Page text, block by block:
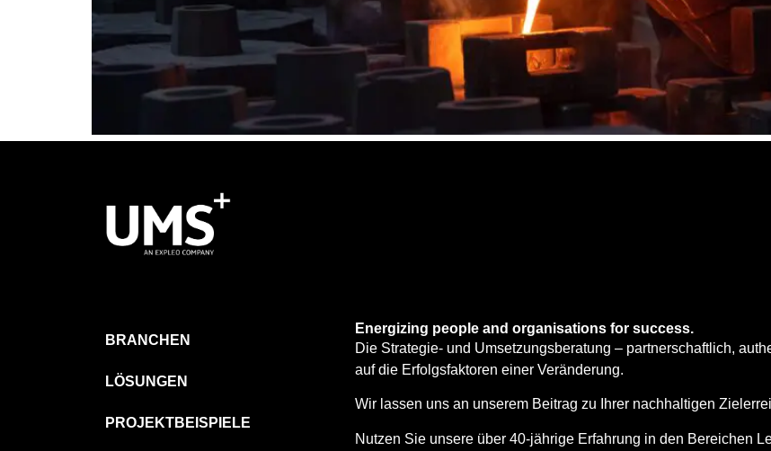
BRANCHEN
LÖSUNGEN
PROJEKTBEISPIELE
Energizing people and organisations for success.
Die Strategie- und Umsetzungsberatung – partnerschaftlich,
auf die Erfolgsfaktoren einer Veränderung.
Wir lassen uns an unserem Beitrag zu Ihrer nachhaltigen
Nutzen Sie unsere über 40-jährige Erfahrung in den Bereichen